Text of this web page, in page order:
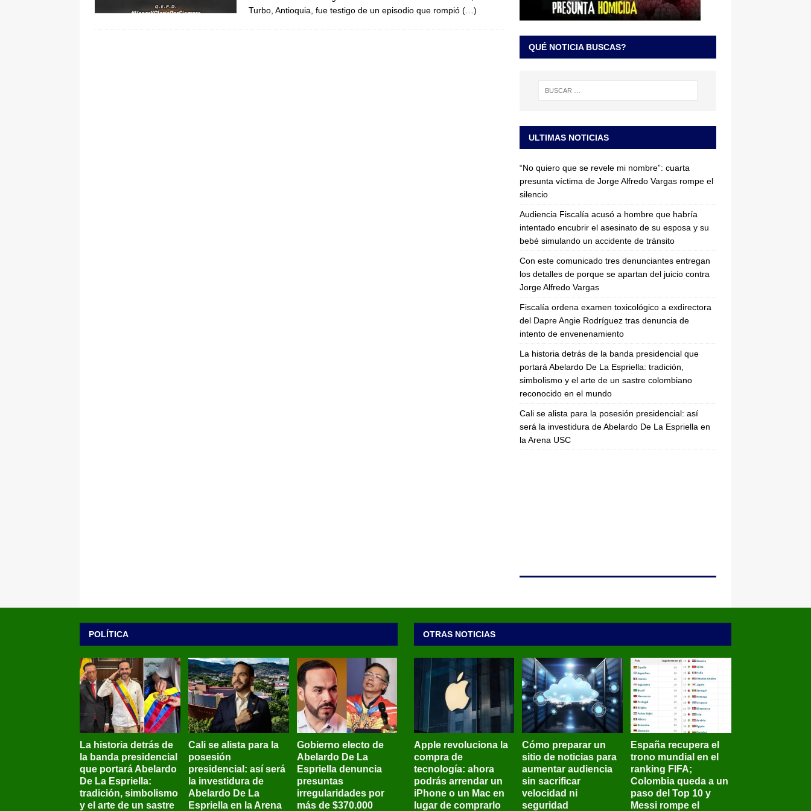
[ 5 de agosto de 2026 ] La historia detrás de la banda presidencial que portará Abelardo De La
Turbo, Antioquia, fue testigo de un episodio que rompió (…)
QUÉ NOTICIA BUSCAS?
ULTIMAS NOTICIAS
“No quiero que se revele mi nombre”: cuarta
presunta víctima de Jorge Alfredo Vargas rompe el
silencio
Audiencia Fiscalía acusó a hombre que habría
intentado encubrir el asesinato de su esposa y su
bebé simulando un accidente de tránsito
Con este comunicado tres denunciantes entregan
los detalles de porque se apartan del juicio contra
Jorge Alfredo Vargas
Fiscalía ordena examen toxicológico a exdirectora
del Dapre Angie Rodríguez tras denuncia de
intento de envenenamiento
La historia detrás de la banda presidencial que
portará Abelardo De La Espriella: tradición,
simbolismo y el arte de un sastre colombiano
reconocido en el mundo
Cali se alista para la posesión presidencial: así
será la investidura de Abelardo De La Espriella en
la Arena USC
POLÍTICA
La historia detrás de
la banda presidencial
que portará Abelardo
De La Espriella:
tradición, simbolismo
y el arte de un sastre
Cali se alista para la
posesión
presidencial: así será
la investidura de
Abelardo De La
Espriella en la Arena
Gobierno electo de
Abelardo De La
Espriella denuncia
presuntas
irregularidades por
más de $370.000
OTRAS NOTICIAS
Apple revoluciona la
compra de
tecnología: ahora
podrás arrendar un
iPhone o un Mac en
lugar de comprarlo
Cómo preparar un
sitio de noticias para
aumentar audiencia
sin sacrificar
velocidad ni
seguridad
España recupera el
trono mundial en el
ranking FIFA;
Colombia queda a un
paso del Top 10 y
Messi rompe el